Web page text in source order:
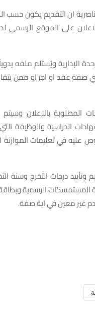
ان التقديم يكون حسب
التقديم 30 يوماً من تاريخ الاعلان على
ويُستلم ملفه
صفة عقد او اجر او ممن
المطلوبة بالاعلان
الدراسية والوظيفة
في تعليمات الموازنة
درجات التخرج وسنة
المستمسكات الرسمية
غير معين في اية صفة.